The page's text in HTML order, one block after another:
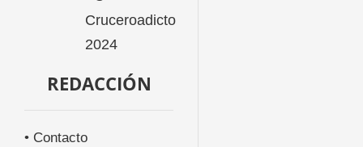
REDACCIÓN
• Contacto